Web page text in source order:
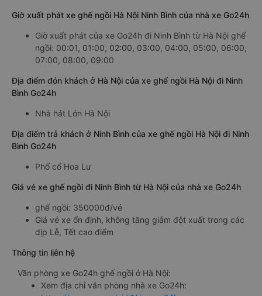
Giờ xuất phát xe ghế ngồi Hà Nội Ninh Bình của nhà xe Go24h
Giờ xuất phát của xe Go24h đi Ninh Bình từ Hà Nội ghế
ngồi: 00:01, 01:00, 02:00, 03:00, 04:00, 05:00, 06:00,
07:00, 08:00, 09:00
Địa điểm đón khách ở Hà Nội của xe ghế ngồi Hà Nội đi Ninh
Bình Go24h
Nhà hát Lớn Hà Nội
Địa điểm trả khách ở Ninh Bình của xe ghế ngồi Hà Nội đi Ninh
Bình Go24h
Phố cổ Hoa Lư
Giá vé xe ghế ngồi đi Ninh Bình từ Hà Nội của nhà xe Go24h
ghế ngồi: 350000đ/vé
Giá vé xe ổn định, không tăng giảm đột xuất trong các
dịp Lễ, Tết cao điểm
Thông tin liên hệ
Văn phòng xe Go24h ghế ngồi ở Hà Nội:
Xem địa chỉ văn phòng nhà xe Go24h: